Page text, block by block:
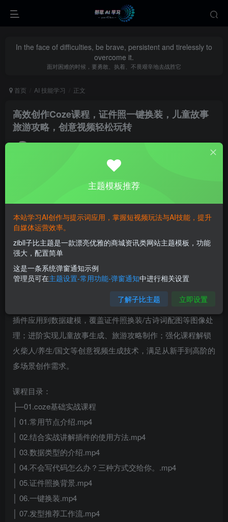
In the face of difficulties, be brave, persistent and tirelessly to
overcome it.
面对困难的时候，要勇敢、执着、不畏艰辛地去战胜它
首页 AI 技能学习 正文
高效创作Coze课程，证件照一键换装，儿童故事
旅游攻略，创意视频轻松玩转
私信
本课程系统拆解Coze零代码创作全流程，从基础节点操作、
插件应用到数据建模，覆盖证件照换装/古诗词配图等图像处
理；进阶实现儿童故事生成、旅游攻略制作；强化课程解锁
火柴人/养生/国文等创意视频生成技术，满足从新手到高阶的
多场景创作需求。
课程目录：
├─01.coze基础实战课程
│ 01.常用节点介绍.mp4
│ 02.结合实战讲解插件的使用方法.mp4
│ 03.数据类型的介绍.mp4
│ 04.不会写代码怎么办？三种方式交给你。.mp4
│ 05.证件照换背景.mp4
│ 06.一键换装.mp4
│ 07.发型推荐工作流.mp4
主题模板推荐
本站学习AI创作与提示词应用，掌握短视频玩法与AI技能，提升
自媒体运营效率。
zibll子比主题是一款漂亮优雅的商城资讯类网站主题模板，功能
强大，配置简单
这是一条系统弹窗通知示例
管理员可在主题设置-常用功能-弹窗通知中进行相关设置
了解子比主题 立即设置